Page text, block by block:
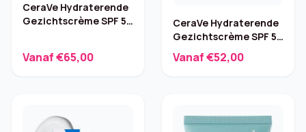
CeraVe Hydraterende
Gezichtscrème SPF 50
Vanaf €65,00
CeraVe Hydraterende
Gezichtscrème SPF 50
Vanaf €52,00